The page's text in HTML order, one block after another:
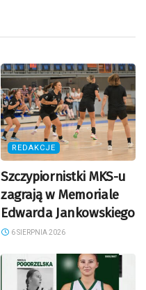
REDAKCJE
Szczypiornistki MKS-u
zagrają w Memoriale
Edwarda Jankowskiego
6 SIERPNIA 2026